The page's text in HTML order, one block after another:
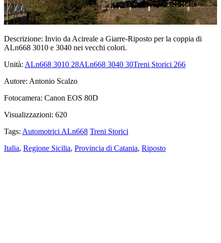
Descrizione: Invio da Acireale a Giarre-Riposto per la coppia di
ALn668 3010 e 3040 nei vecchi colori.
Unità: ALn668 3010 28ALn668 3040 30Treni Storici 266
Autore: Antonio Scalzo
Fotocamera: Canon EOS 80D
Visualizzazioni: 620
Tags: Automotrici ALn668 Treni Storici
Italia, Regione Sicilia, Provincia di Catania, Riposto